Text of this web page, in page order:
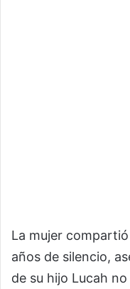
La mujer
años de silencio,
de su hijo Lucah